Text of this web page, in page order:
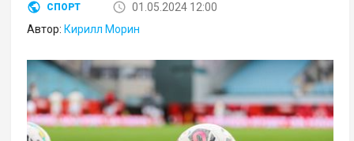
СПОРТ
01.05.2024 12:00
Автор: Кирилл Морин